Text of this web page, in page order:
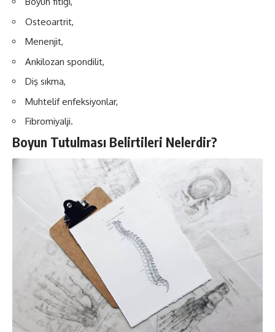
Osteoartrit,
Menenjit,
Ankilozan spondilit,
Diş sıkma,
Muhtelif enfeksiyonlar,
Fibromiyalji.
Boyun Tutulması Belirtileri Nelerdir?